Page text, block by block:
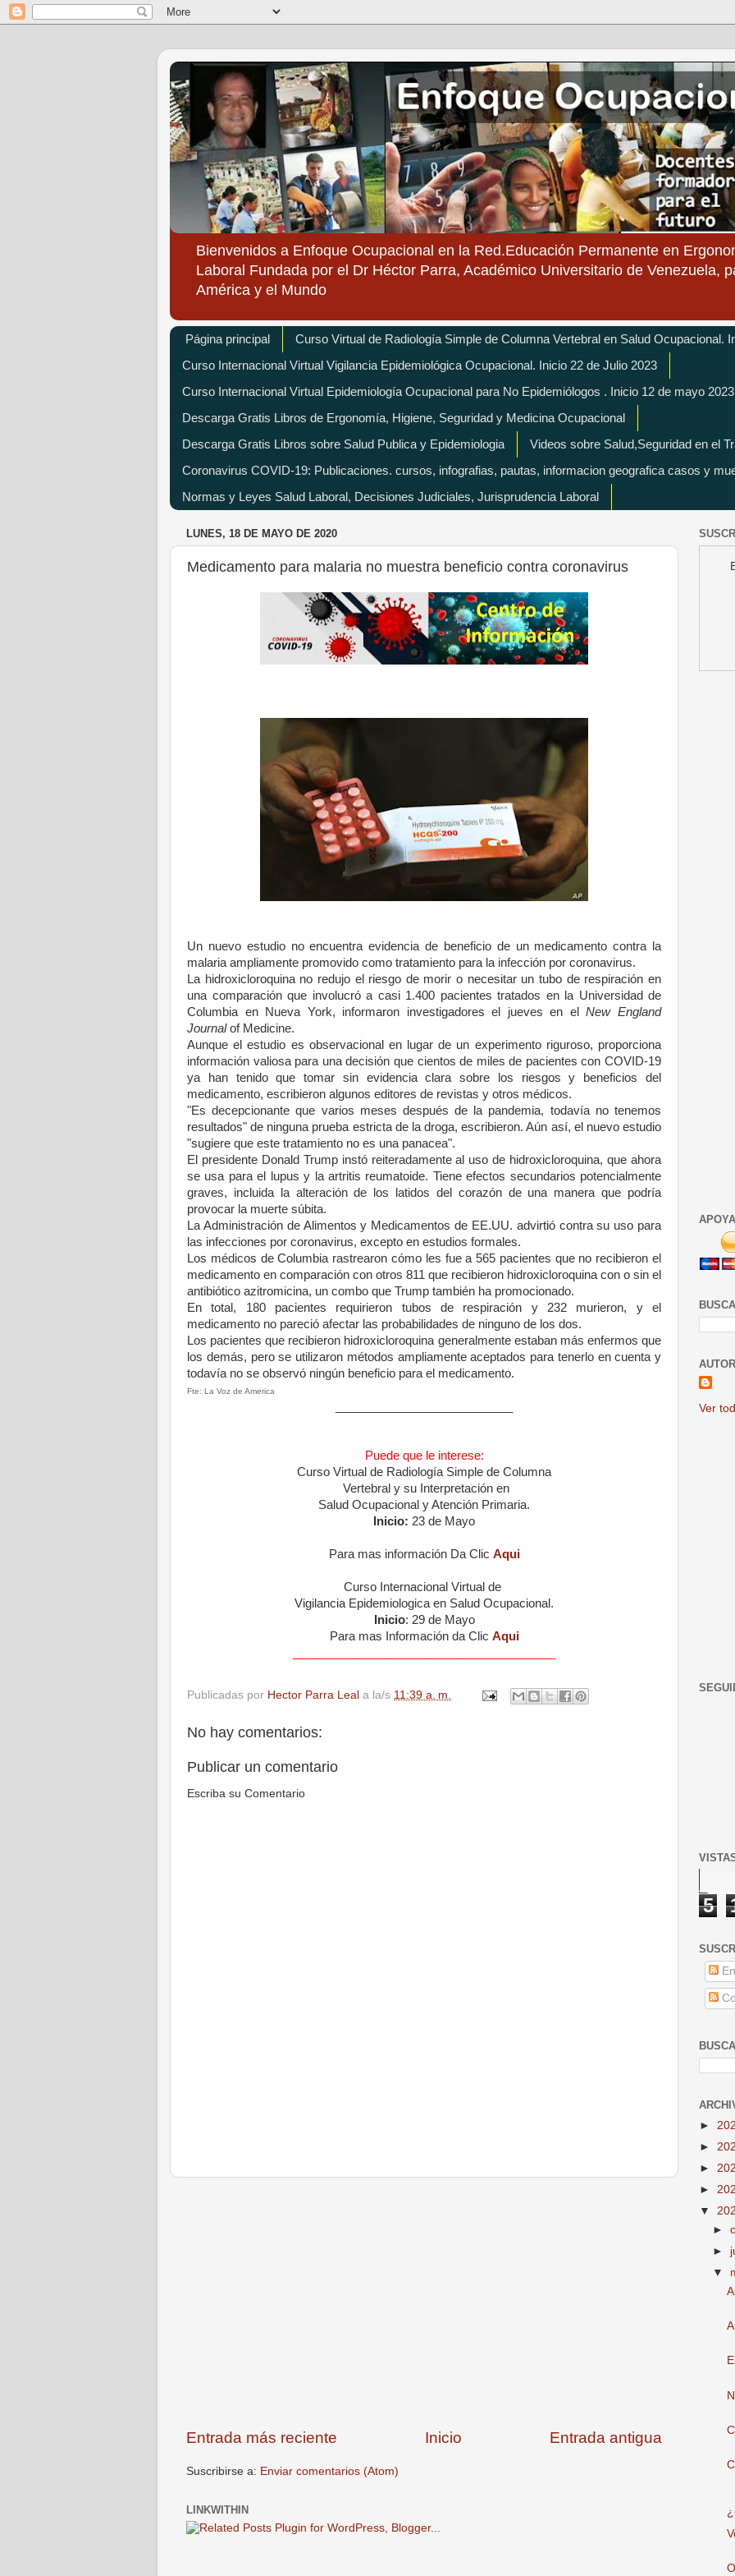
Bienvenidos a Enfoque Ocupacional en la Red.Educación Permanente en
Laboral Fundada por el Dr Héctor Parra, Académico Universitario de Venezuela,
América y el Mundo
Página principal
Curso Virtual de Radiología Simple de Columna Vertebral en Salud Ocupacional.
Curso Internacional Virtual Vigilancia Epidemiológica Ocupacional. Inicio 22 de Julio 2023
Curso Internacional Virtual Epidemiología Ocupacional para No Epidemiólogos . Inicio 12 de mayo 2023
Descarga Gratis Libros de Ergonomía, Higiene, Seguridad y Medicina Ocupacional
Descarga Gratis Libros sobre Salud Publica y Epidemiologia
Videos sobre Salud,Seguridad en el
Coronavirus COVID-19: Publicaciones. cursos, infografias, pautas, informacion geografica casos y
Normas y Leyes Salud Laboral, Decisiones Judiciales, Jurisprudencia Laboral
LUNES, 18 DE MAYO DE 2020
Medicamento para malaria no muestra beneficio contra coronavirus
Un nuevo estudio no encuentra evidencia de beneficio de un medicamento contra la
malaria ampliamente promovido como tratamiento para la infección por coronavirus.
La hidroxicloroquina no redujo el riesgo de morir o necesitar un tubo de respiración en
una comparación que involucró a casi 1.400 pacientes tratados en la Universidad de
Columbia en Nueva York, informaron investigadores el jueves en elNew England
Journalof Medicine.
Aunque el estudio es observacional en lugar de un experimento riguroso, proporciona
información valiosa para una decisión que cientos de miles de pacientes con COVID-19
ya han tenido que tomar sin evidencia clara sobre los riesgos y beneficios del
medicamento, escribieron algunos editores de revistas y otros médicos.
"Es decepcionante que varios meses después de la pandemia, todavía no tenemos
resultados" de ninguna prueba estricta de la droga, escribieron. Aún así, el nuevo estudio
"sugiere que este tratamiento no es una panacea".
El presidente Donald Trump instó reiteradamente al uso de hidroxicloroquina, que ahora
se usa para el lupus y la artritis reumatoide. Tiene efectos secundarios potencialmente
graves, incluida la alteración de los latidos del corazón de una manera que podría
provocar la muerte súbita.
La Administración de Alimentos y Medicamentos de EE.UU. advirtió contra su uso para
las infecciones por coronavirus, excepto en estudios formales.
Los médicos de Columbia rastrearon cómo les fue a 565 pacientes que no recibieron el
medicamento en comparación con otros 811 que recibieron hidroxicloroquina con o sin el
antibiótico azitromicina, un combo que Trump también ha promocionado.
En total, 180 pacientes requirieron tubos de respiración y 232 murieron, y el
medicamento no pareció afectar las probabilidades de ninguno de los dos.
Los pacientes que recibieron hidroxicloroquina generalmente estaban más enfermos que
los demás, pero se utilizaron métodos ampliamente aceptados para tenerlo en cuenta y
todavía no se observó ningún beneficio para el medicamento.
Fte: La Voz de America
Puede que le interese:
Curso Virtual de Radiología Simple de Columna
Vertebral y su Interpretación en
Salud Ocupacional y Atención Primaria.
Inicio: 23 de Mayo
Para mas información Da Clic Aqui
Curso Internacional Virtual de
Vigilancia Epidemiologica en Salud Ocupacional.
Inicio: 29 de Mayo
Para mas Información da Clic Aqui
Publicadas por Hector Parra Leal a la/s 11:39 a. m.
No hay comentarios:
Publicar un comentario
Escriba su Comentario
Entrada más reciente Entrada antigua
Inicio
Suscribirse a: Enviar comentarios (Atom)
LINKWITHIN
Ver
5
►
►
►
►
▼
►
►
▼